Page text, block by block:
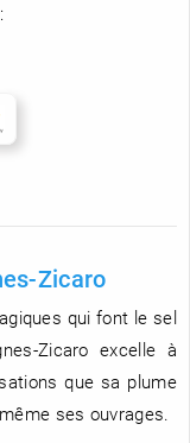
Zicaro
qui font le sel
Zicaro excelle à
que sa plume
ses ouvrages.